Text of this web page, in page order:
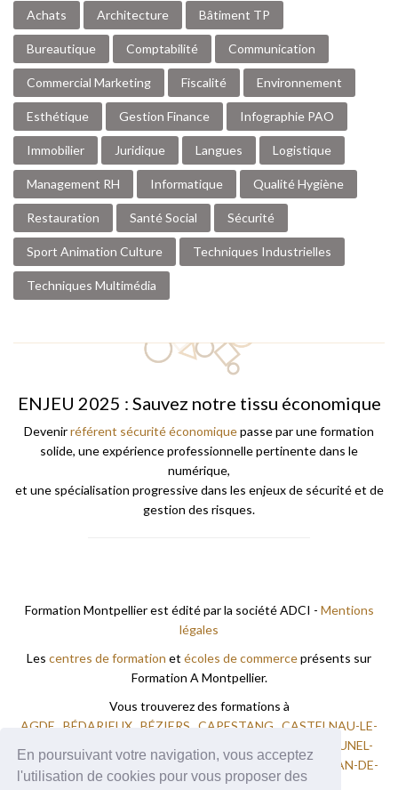
En poursuivant votre navigation, vous acceptez
l'utilisation de cookies pour vous proposer des
Achats Architecture Bâtiment TP
Bureautique Comptabilité Communication
Commercial Marketing Fiscalité Environnement
Esthétique Gestion Finance Infographie PAO
Immobilier Juridique Langues Logistique
Management RH Informatique Qualité Hygiène
Restauration Santé Social Sécurité
Sport Animation Culture Techniques Industrielles
Techniques Multimédia
ENJEU 2025 : Sauvez notre tissu économique
Devenirréférent sécurité économiquepasse par une formation
solide, une expérience professionnelle pertinente dans le
numérique,
et une spécialisation progressive dans les enjeux de sécurité et de
gestion des risques.
Formation Montpellier est édité par la société ADCI - Mentions
légales
Les centres de formation et écoles de commerceprésents sur
Formation A Montpellier.
Vous trouverez des formations à
AGDE BÉDARIEUX BÉZIERS CAPESTANG CASTELNAU-LE-
LUNEL-
VIEL MAUGUIO MONTPELLIER PÉZENAS SAINT-JEAN-DE-
VEDAS SAINT-PONS-DE-THOMIÈRES VENDRES